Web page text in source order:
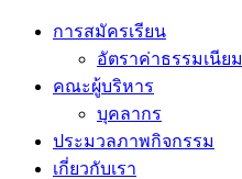
Skip
การสมัครเรียน
อัตราค่าธรรมเนียม
คณะผู้บริหาร
บุคลากร
ประมวลภาพกิจกรรม
เกี่ยวกับเรา